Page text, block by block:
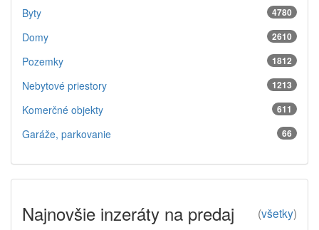
4780
Byty
2610
Domy
1812
Pozemky
1213
Nebytové priestory
611
Komerčné objekty
66
Garáže, parkovanie
(všetky)
Najnovšie inzeráty na predaj